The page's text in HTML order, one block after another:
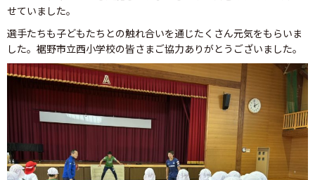
せていました。
選手たちも子どもたちとの触れ合いを通じたくさん元気をもらいま
した。裾野市立西小学校の皆さまご協力ありがとうございました。